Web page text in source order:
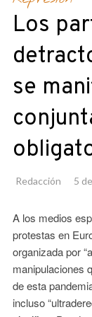
Los
se
Redacción 5
A los medios
protestas en
organizada por
manipulaciones
de esta
incluso